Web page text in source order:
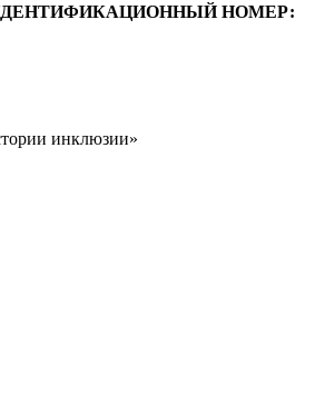
НОМЕР:
инклюзии»